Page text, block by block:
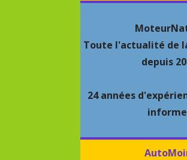
Toute l'actualité de
depuis
24 années